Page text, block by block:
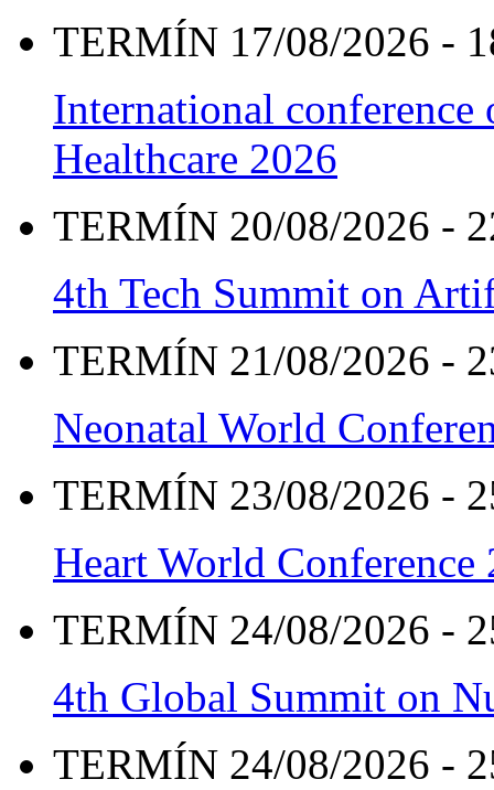
TERMÍN 17/08/2026 -
International
Healthcare 2026
TERMÍN 20/08/2026 -
4th Tech Summit on
TERMÍN 21/08/2026 -
Neonatal World
TERMÍN 23/08/2026 -
Heart World Conference
TERMÍN 24/08/2026 -
4th Global Summit on
TERMÍN 24/08/2026 -